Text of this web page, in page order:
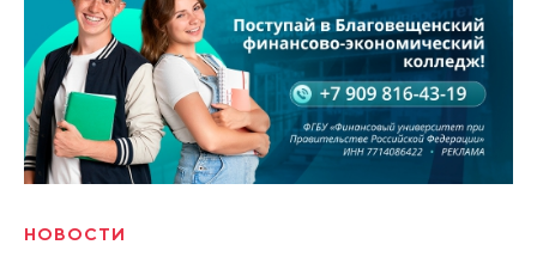
НОВОСТИ